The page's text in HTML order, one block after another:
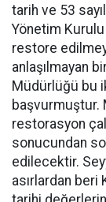
tarih ve 53
Yönetim Kurulu
restore
anlaşılmayan
Müdürlüğü bu
başvurmuştur.
restorasyon
sonucundan
edilecektir.
asırlardan beri